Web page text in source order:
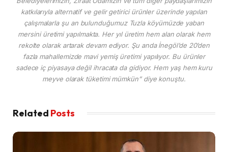
katkılarıyla alternatif ve gelir getirici ürünler üzerinde yapılan
çalışmalarla şu an bulunduğumuz Tuzla köyümüzde yaban
mersini üretimi yapılmakta. Her yıl üretim hem alan olarak hem
rekolte olarak artarak devam ediyor. Şu anda İnegöl’de 20’den
fazla mahallemizde mavi yemiş üretimi yapılıyor. Bu ürünler
sadece iç piyasaya değil ihracata da gidiyor. Hem yaş hem kuru
meyve olarak tüketimi mümkün” diye konuştu.
Related Posts